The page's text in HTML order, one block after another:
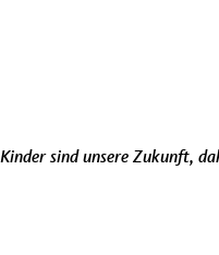
sind unsere Zukunft,